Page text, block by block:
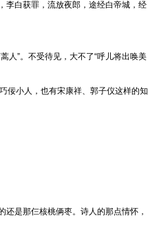
李白获罪，流放夜郎，途经白帝城，经
人”。不受待见，大不了“呼儿将出唤美
佞小人，也有宋康祥、郭子仪这样的知
是那仨核桃俩枣。诗人的那点情怀，